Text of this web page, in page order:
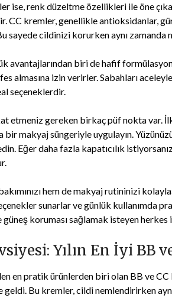
ise, renk düzeltme özellikleri ile öne
CC kremler, genellikle antioksidanlar,
sayede cildinizi korurken aynı zamanda
avantajlarından biri de hafif
almasına izin verirler. Sabahları
seçeneklerdir.
etmeniz gereken birkaç püf nokta var.
bir makyaj süngeriyle uygulayın.
Eğer daha fazla kapatıcılık
hem de makyaj rutininizi
sunarlar ve günlük kullanımda
koruması sağlamak isteyen
Yılın En İyi BB
en pratik ürünlerden biri olan BB ve
geldi. Bu kremler, cildi nemlendirirken